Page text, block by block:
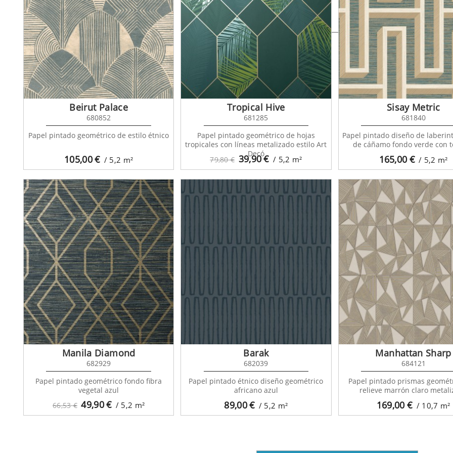
Allure Lines 681634
105,00€ / 5,2 m²
Beirut Palace
680852
Papel pintado geométrico de estilo étnico
79,80 € 39,90€ / 5,2 m²
Tropical Hive
681285
Papel pintado geométrico de hojas
tropicales con líneas metalizado estilo Art
Decó
165,00€ / 5,2 m²
Sisay Metric
681840
Papel pintado diseño de
de cáñamo fondo verde con
66,53 € 49,90€ / 5,2 m²
Manila Diamond
682929
Papel pintado geométrico fondo fibra
vegetal azul
89,00€ / 5,2 m²
Barak
682039
Papel pintado étnico diseño geométrico
africano azul
169,00€ / 10,7 m²
Manhattan Sharp
684121
Papel pintado prismas
relieve marrón claro